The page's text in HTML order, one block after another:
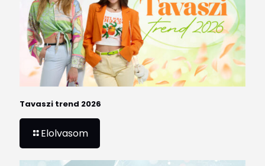
Tavaszi trend 2026
Elolvasom